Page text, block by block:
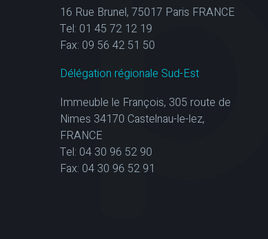
16 Rue Brunel, 75017 Paris FRANCE
Tel: 01 45 72 12 19
Fax: 09 56 42 51 50
Délégation régionale Sud-Est
Immeuble le François, 305 route de
Nimes 34170 Castelnau-le-lez,
FRANCE
Tel: 04 30 96 52 90
Fax: 04 30 96 52 91